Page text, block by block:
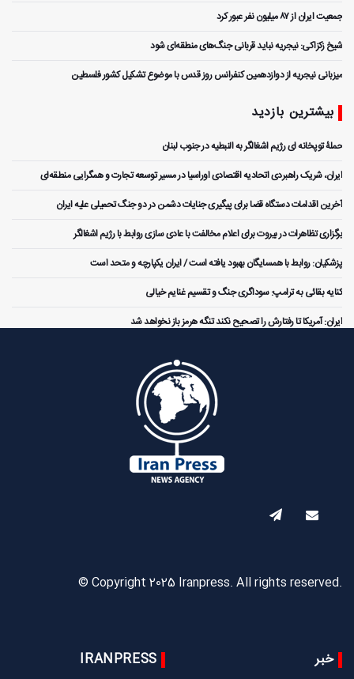
جمعیت ایران از ۸۷ میلیون نفر عبور کرد
شیخ زکزاکی: نیجریه نباید قربانی جنگ‌های منطقه‌ای شود
میزبانی نیجریه از دوازدهمین کنفرانس روز قدس با موضوع تشکیل کشور فلسطین
بیشترین بازدید
حملۀ توپخانه ای رژیم اشغالگر به النبطیه در جنوب لبنان
ایران، شریک راهبردی اتحادیه اقتصادی اوراسیا در مسیر توسعه تجارت و همگرایی منطقه‌ای
آخرین اقدامات دستگاه قضا برای پیگیری جنایات دشمن در دو جنگ تحمیلی علیه ایران
برگزاری تظاهرات در بیروت برای اعلام مخالفت با عادی سازی روابط با رژیم اشغالگر
پزشکیان: روابط با همسایگان بهبود یافته است / ایران یکپارچه و متحد است
کنایه بقائی به ترامپ: سوداگری جنگ و تقسیم غنایم خیالی
ایران: آمریکا تا رفتارش را تصحیح نکند تنگه هرمز باز نخواهد شد
© Copyright 2025 Iranpress. All rights reserved.
خبر IRANPRESS